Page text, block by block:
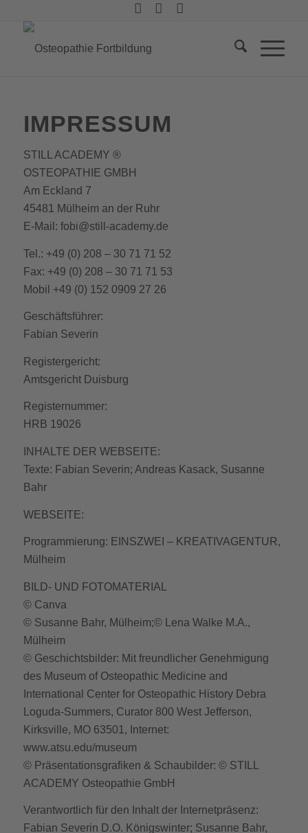
IMPRESSUM
STILL ACADEMY ®
OSTEOPATHIE GMBH
Am Eckland 7
45481 Mülheim an der Ruhr
E-Mail: fobi@still-academy.de
Tel.: +49 (0) 208 – 30 71 71 52
Fax: +49 (0) 208 – 30 71 71 53
Mobil +49 (0) 152 0909 27 26
Geschäftsführer:
Fabian Severin
Registergericht:
Amtsgericht Duisburg
Registernummer:
HRB 19026
INHALTE DER WEBSEITE:
Texte: Fabian Severin; Andreas Kasack, Susanne
Bahr
WEBSEITE:
Programmierung: EINSZWEI – KREATIVAGENTUR,
Mülheim
BILD- UND FOTOMATERIAL
© Canva
© Susanne Bahr, Mülheim;© Lena Walke M.A.,
Mülheim
© Geschichtsbilder: Mit freundlicher Genehmigung
des Museum of Osteopathic Medicine and
International Center for Osteopathic History Debra
Loguda-Summers, Curator 800 West Jefferson,
Kirksville, MO 63501, Internet:
www.atsu.edu/museum
© Präsentationsgrafiken & Schaubilder: © STILL
ACADEMY Osteopathie GmbH
Verantwortlich für den Inhalt der Internetpräsenz:
Fabian Severin D.O. Königswinter; Susanne Bahr,